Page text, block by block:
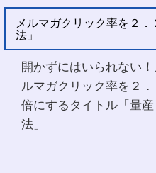
メルマガクリック率を２
法」
開かずにはいられない！
ルマガクリック率を２．
倍にするタイトル「量産
法」